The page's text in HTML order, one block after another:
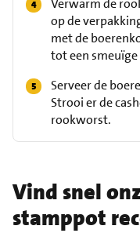
Verwarm de
op de
met de
tot een
Serveer de
Strooi er de
rookworst.
Vind snel
stamppot